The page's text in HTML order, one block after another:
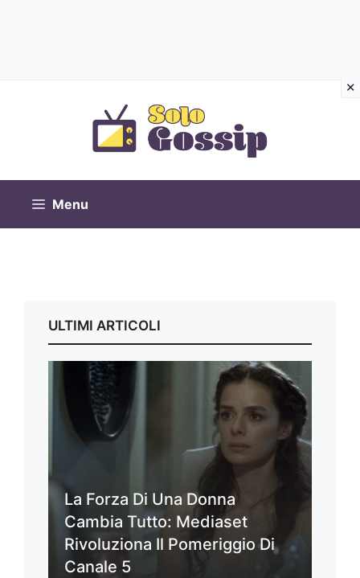
Menu
ULTIMI ARTICOLI
La Forza Di Una Donna
Cambia Tutto: Mediaset
Rivoluziona Il Pomeriggio Di
Canale 5